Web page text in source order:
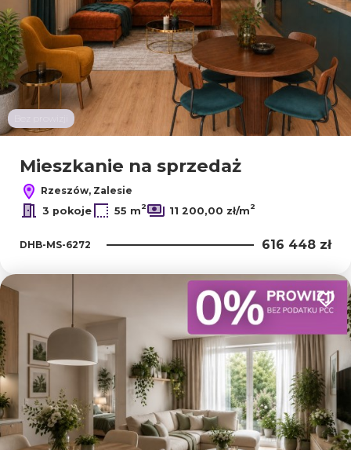
Mieszkanie na sprzedaż
Rzeszów, Zalesie
3 pokoje
55 m2 11 200,00 zł/m2
DHB-MS-6272 616 448 zł